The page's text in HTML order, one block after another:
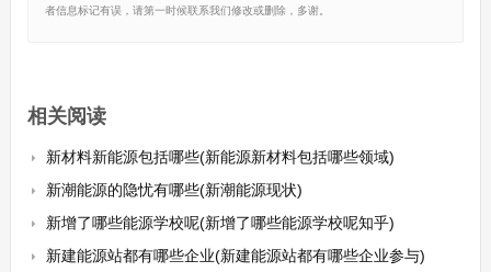
者信息标记有误，请第一时候联系我们修改或删除，多谢。
相关阅读
新材料新能源包括哪些(新能源新材料包括哪些领域)
新潮能源的隐忧有哪些(新潮能源现状)
新增了哪些能源学校呢(新增了哪些能源学校呢知乎)
新建能源站都有哪些企业(新建能源站都有哪些企业参与)